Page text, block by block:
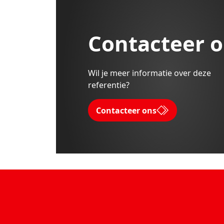
Contacteer
Wil je meer informatie over deze
referentie?
Contacteer ons